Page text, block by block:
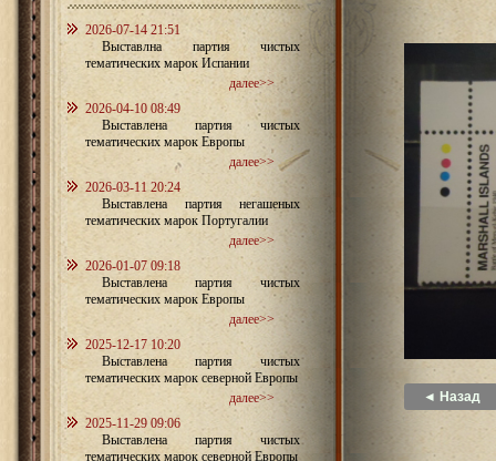
2026-07-14 21:51
Выставлна партия чистых
тематических марок Испании
далее>>
2026-04-10 08:49
Выставлена партия чистых
тематических марок Европы
далее>>
2026-03-11 20:24
Выставлена партия негашеных
тематических марок Португалии
далее>>
2026-01-07 09:18
Выставлена партия чистых
тематических марок Европы
далее>>
2025-12-17 10:20
Выставлена партия чистых
тематических марок северной Европы
далее>>
2025-11-29 09:06
Выставлена партия чистых
тематических марок северной Европы
◄ Назад